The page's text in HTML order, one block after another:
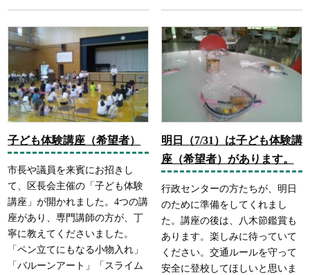
子ども体験講座（希望者）
市長や議員を来賓にお招きし
て、区長会主催の「子ども体験
講座」が開かれました。4つの講
座があり、専門講師の方が、丁
寧に教えてくださいました。
「ペン立てにもなる小物入れ」
「バルーンアート」「スライム
明日（7/31）は子ども体験講
座（希望者）があります。
行政センターの方たちが、明日
のために準備をしてくれまし
た。講座の後は、八木節鑑賞も
あります。楽しみに待っていて
ください。交通ルールを守って
安全に登校してほしいと思いま